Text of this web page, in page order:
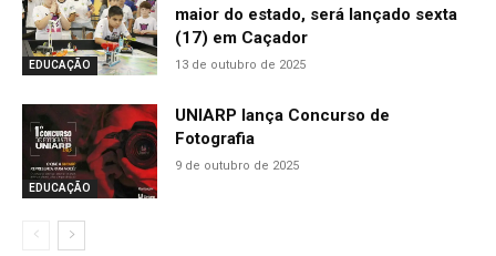
EDUCAÇÃO
maior do estado, será lançado sexta
(17) em Caçador
13 de outubro de 2025
EDUCAÇÃO
UNIARP lança Concurso de
Fotografia
9 de outubro de 2025